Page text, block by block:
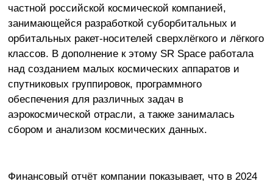
частной российской космической компанией,
занимающейся разработкой суборбитальных и
орбитальных ракет-носителей сверхлёгкого и лёгкого
классов. В дополнение к этому SR Space работала
над созданием малых космических аппаратов и
спутниковых группировок, программного
обеспечения для различных задач в
аэрокосмической отрасли, а также занималась
сбором и анализом космических данных.
Финансовый отчёт компании показывает, что в 2024